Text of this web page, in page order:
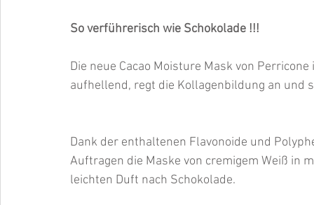
So verführerisch wie Schokolade !!!
Die neue Cacao Moisture Mask von
aufhellend, regt die Kollagenbildung an und
Dank der enthaltenen Flavonoide und
Auftragen die Maske von cremigem Weiß in
leichten Duft nach Schokolade.